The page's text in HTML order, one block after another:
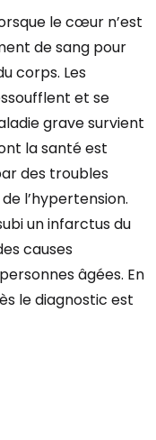
le cœur n’est
de sang pour
corps. Les
et se
grave survient
la santé est
des troubles
l’hypertension.
un infarctus du
causes
âgées. En
le diagnostic est